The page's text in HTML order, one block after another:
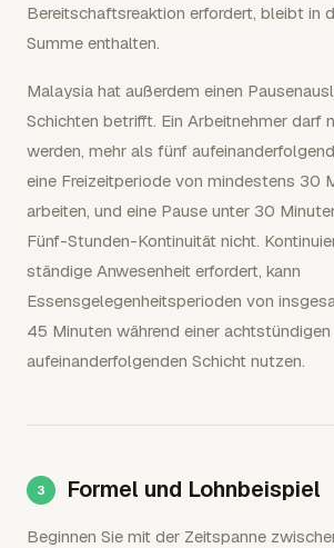
Bereitschaftsreaktion erfordert, bleibt in
Summe enthalten.
Malaysia hat außerdem einen
Schichten betrifft. Ein Arbeitnehmer darf
werden, mehr als fünf
eine Freizeitperiode von mindestens 30
arbeiten, und eine Pause unter 30
Fünf-Stunden-Kontinuität nicht.
ständige Anwesenheit erfordert, kann
Essensgelegenheitsperioden von
45 Minuten während einer achtstündigen
aufeinanderfolgenden Schicht nutzen.
Formel und Lohnbeispiel
Beginnen Sie mit der Zeitspanne